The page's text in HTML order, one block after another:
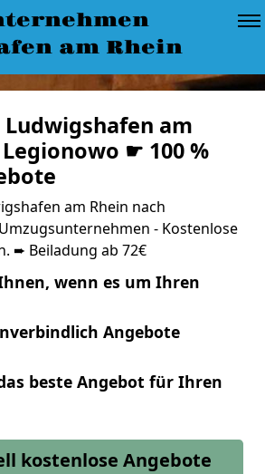
am Rhein
Ludwigshafen am
☛ 100 %
am Rhein nach
- Kostenlose
➨ Beiladung ab 72€
wenn es um Ihren
Angebote
beste Angebot für Ihren
kostenlose Angebote